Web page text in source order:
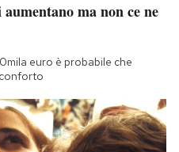
ma non ce ne
euro è probabile che